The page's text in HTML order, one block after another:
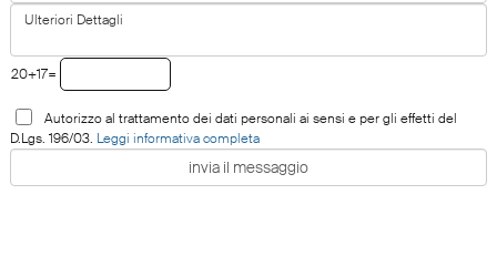
20+17=
Autorizzo al trattamento dei dati personali ai sensi e per gli effetti del
D.Lgs. 196/03. Leggi informativa completa